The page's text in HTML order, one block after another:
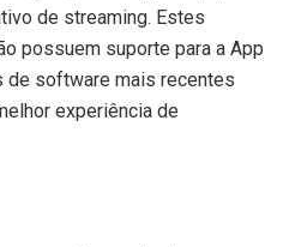
de streaming. Estes
possuem suporte para a App
de software mais recentes
experiência de